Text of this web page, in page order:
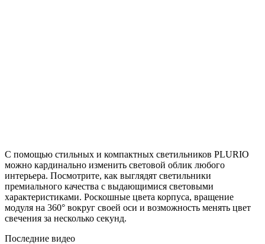
С помощью стильных и компактных светильников PLURIO
можно кардинально изменить световой облик любого
интерьера. Посмотрите, как выглядят светильники
премиального качества с выдающимися световыми
характеристиками. Роскошные цвета корпуса, вращение
модуля на 360° вокруг своей оси и возможность менять цвет
свечения за несколько секунд.
Последние видео